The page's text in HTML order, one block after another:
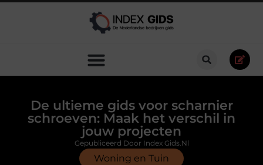
De ultieme gids voor scharnier
schroeven: Maak het verschil in
jouw projecten
Woning en Tuin
Gepubliceerd Door Index Gids.nl